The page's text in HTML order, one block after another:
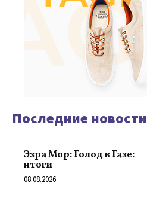
Последние новости
Эзра Мор: Голод в Газе:
итоги
08.08.2026